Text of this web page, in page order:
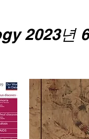
2023년